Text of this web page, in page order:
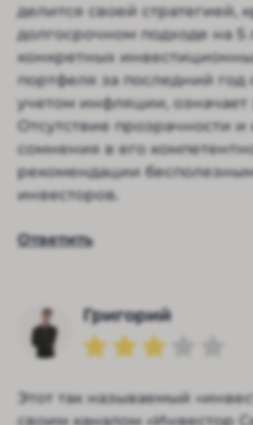
делится своей стратегией,
долгосрочном подходе на 5
конкретных
портфеля за последний год
учетом инфляции, означает
Отсутствие прозрачности
сомнения в его
рекомендации
инвесторов.
Ответить
Григорий
Этот так называемый
своим каналом «Инвестор